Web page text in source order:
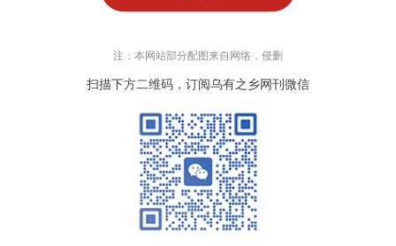
注：本网站部分配图来自网络，侵删
扫描下方二维码，订阅乌有之乡网刊微信